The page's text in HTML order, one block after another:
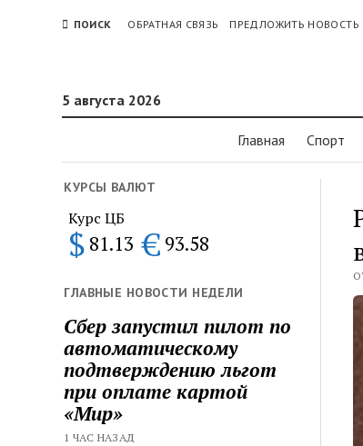
ПОИСК ОБРАТНАЯ СВЯЗЬ ПРЕДЛОЖИТЬ НОВОСТЬ
5 августа 2026
Главная Спорт
КУРСЫ ВАЛЮТ
Курс ЦБ
$ 81.13 € 93.58
ГЛАВНЫЕ НОВОСТИ НЕДЕЛИ
Сбер запустил пилот по
автоматическому
подтверждению льгот
при оплате картой
«Мир»
1 ЧАС НАЗАД